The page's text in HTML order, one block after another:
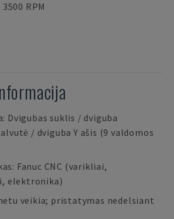
3500 RPM
Dvigubas suklis / dviguba
/ dviguba Y ašis (9 valdomos
Fanuc CNC (varikliai,
elektronika)
veikia; pristatymas nedelsiant